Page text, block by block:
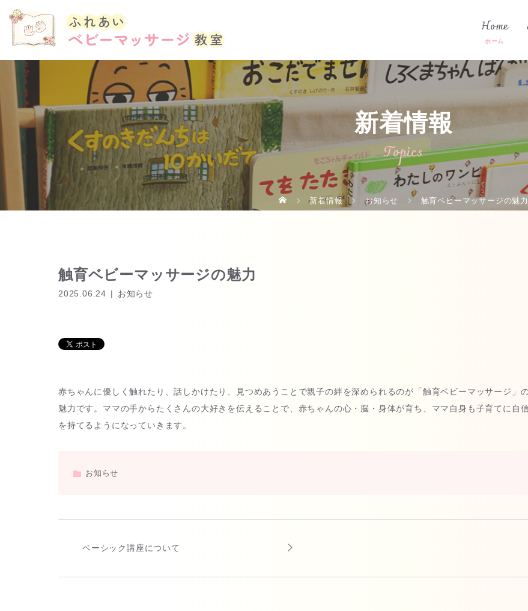
Home
新着情報
Topics
新着情報 お知らせ 触育ベビーマッサージの魅力
触育ベビーマッサージの魅力
2025.06.24 お知らせ
赤ちゃんに優しく触れたり、話しかけたり、見つめあうことで親子の絆を深められるのが「触育ベビーマッサージ」
魅力です。ママの手からたくさんの大好きを伝えることで、赤ちゃんの心・脳・身体が育ち、ママ自身も子育てに自
を持てるようになっていきます。
お知らせ
ベーシック講座について